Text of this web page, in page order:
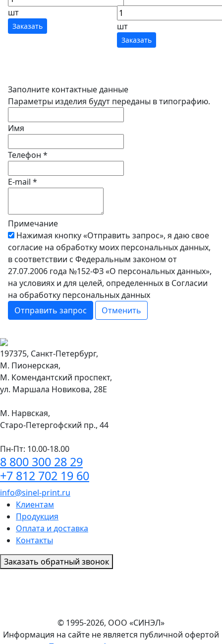
шт
Заказать шт
Заказать
Заполните контактные данные
Параметры изделия будут переданы в типографию.
Имя
Телефон *
E-mail *
Примечание
Нажимая кнопку «Отправить запрос», я даю свое
согласие на обработку моих персональных данных,
в соответствии с Федеральным законом от
27.07.2006 года №152-ФЗ «О персональных данных»,
на условиях и для целей, определенных в Согласии
на обработку персональных данных
Отправить запрос
Отменить
197375, Санкт-Петербург,
М. Пионерская,
М. Комендантский проспект,
ул. Маршала Новикова, 28Е
М. Нарвская,
Старо-Петергофский пр., 44
Пн-Пт: 10.00-18.00
8 800 300 28 29
+7 812 702 19 60
info@sinel-print.ru
Клиентам
Продукция
Оплата и доставка
Контакты
Заказать обратный звонок
© 1995-2026, ООО «СИНЭЛ»
Информация на сайте не является публичной офертой